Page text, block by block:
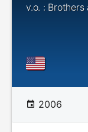
v.o. : Brothers
2006